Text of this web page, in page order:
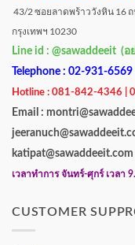
43/2 ซอยลาดพร้าววังหิน 16
กรุงเทพฯ 10230
Line id : @sawaddeeit (อ
Telephone : 02-931-6569
Hotline : 081-842-4346 |
Email :
katipat@sawaddeeit.com
เวลาทำการ จันทร์-ศุกร์ เวลา
CUSTOMER